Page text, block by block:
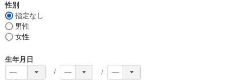
性別
指定なし
男性
女性
生年月日